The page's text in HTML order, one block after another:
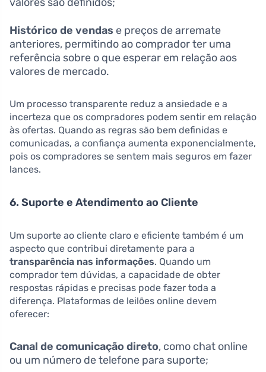
Histórico de vendas e preços de arremate
anteriores, permitindo ao comprador ter uma
referência sobre o que esperar em relação aos
valores de mercado.
Um processo transparente reduz a ansiedade e a
incerteza que os compradores podem sentir em relação
às ofertas. Quando as regras são bem definidas e
comunicadas, a confiança aumenta exponencialmente,
pois os compradores se sentem mais seguros em fazer
lances.
6. Suporte e Atendimento ao Cliente
Um suporte ao cliente claro e eficiente também é um
aspecto que contribui diretamente para a
transparência nas informações. Quando um
comprador tem dúvidas, a capacidade de obter
respostas rápidas e precisas pode fazer toda a
diferença. Plataformas de leilões online devem
oferecer:
Canal de comunicação direto, como chat online
ou um número de telefone para suporte;